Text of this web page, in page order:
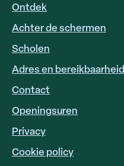
Ontdek
Achter de schermen
Scholen
FOOTER
LINKS
Adres en bereikbaarheid
Contact
Openingsuren
Privacy
Cookie policy